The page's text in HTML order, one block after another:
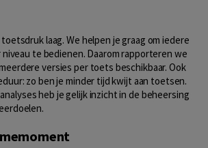
laag. We helpen je graag om iedere
te bedienen. Daarom rapporteren we
versies per toets beschikbaar. Ook
zo ben je minder tijd kwijt aan toetsen.
heb je gelijk inzicht in de beheersing